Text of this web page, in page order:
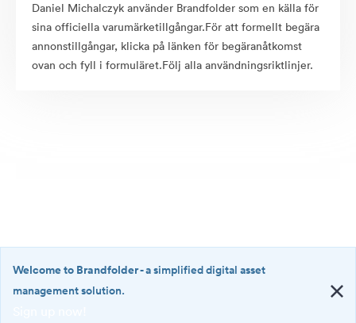
Daniel Michalczyk använder Brandfolder som en källa för
sina officiella varumärketillgångar.För att formellt begära
annonstillgångar, klicka på länken för begäranåtkomst
ovan och fyll i formuläret.Följ alla användningsriktlinjer.
Welcome to Brandfolder- a simplified digital asset
management solution.